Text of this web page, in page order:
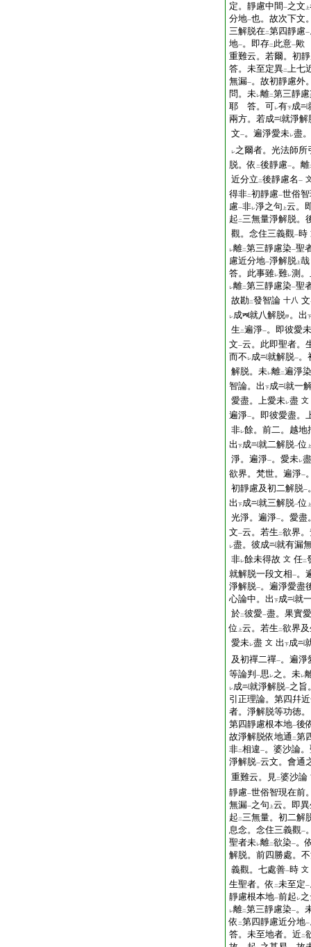
定。靜慮中間 一之文 上
分地一也。故次下文
三解脱在二第四靜慮一
地一。即存二 此意一歟
重難云。若爾。初
答。未至定異二上七
無漏一。故初靜慮外
問。未レ離二第三靜
耶 答。可レ有下成
兩方。若成
就淨解
文一。遍淨愛未レ盡
レ之爾者。光法師所
脱。依 二後靜慮一。離
近分立 二後靜慮名 一
得非二初靜慮一世俗
慮一非レ淨之句 上云。
起 二三無量淨解脱。
觀。念住三義觀一時
レ離二第三靜慮染一聖
慮近分地一淨解脱 上哉
答。此事雖レ難レ測
レ離二第三靜慮染一聖
故勘二發智論 十八 文
レ成 就八解脱甲 。出 下
生 二遍淨一。即彼愛未
文一云。此即聖者。
而不 レ成 就解脱一。
解脱。未レ離二遍淨染
智論。出 下成
就一
愛盡。上愛未レ盡 文
遍淨一。即彼愛盡。
非レ餘。前二。越地
出 下成 就二解脱一位 上
淨。遍淨一。愛未レ盡
欲界。梵世。遍淨一
初靜慮及初二解脱一
出 下成 就三解脱一位 上
光淨。遍淨一。愛盡
文一云。若生 二欲界
レ盡。彼成
就有漏
非レ餘未得故 文 任二
就解脱一段文相一。
淨解脱一。遍淨愛盡
心論中。出 下成
就
於二彼愛一盡。果實
位
上云。若生 二欲界
愛未レ盡 文 出 下成
及初禪二禪一。遍淨
等論判 一思 レ之。未レ
レ成 就淨解脱一之旨
引正理論。第四幷
者。淨解脱等功徳
第四靜慮根本地一後
故淨解脱依地通 二第
非二相違一。婆沙論
淨解脱一云文。會通
重難云。見二婆沙論
靜慮一世俗智現在前
無漏一之句 上云。即
起 二三無量。初二解
息念。念住三義觀一
聖者未レ離二欲染一。
解脱。前四勝處。
義觀。七處善一時 文
生聖者。依 二未至定一
靜慮根本地一前起 レ
レ離二第三靜慮染一。
依 二第四靜慮近分地一
答。未至地者。近 二